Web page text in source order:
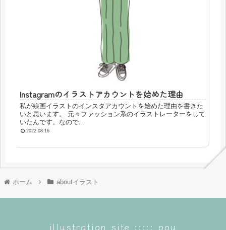
Instagramのイラストアカウントを始めた理由
私が線画イラストのインスタアカウントを始めた理由を書きた
いと思います。 元々ファッション系のイラストレーターをして
いたんです。なので...
2022.08.16
ホーム aboutイラスト
illustration site ::::: pou